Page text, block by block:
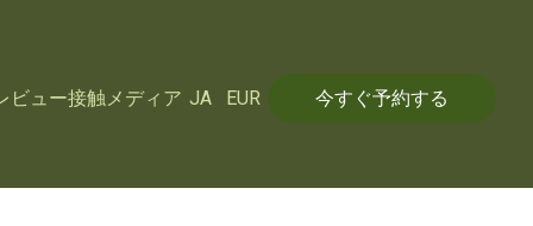
ビュー接触 メディア JA EUR 今すぐ予約する